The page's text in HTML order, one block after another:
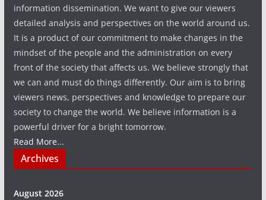
information dissemination. We want to give our viewers
detailed analysis and perspectives on the world around us.
It is a product of our commitment to make changes in the
mindset of the people and the administration on every
front of the society that affects us. We believe strongly that
we can and must do things differently. Our aim is to bring
viewers news, perspectives and knowledge to prepare our
society to change the world. We believe information is a
powerful driver for a bright tomorrow.
Read More...
Archives
August 2026